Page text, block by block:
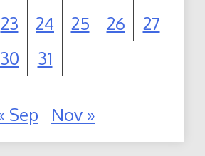
23 24 25 26
27
30 31
Sep Nov »